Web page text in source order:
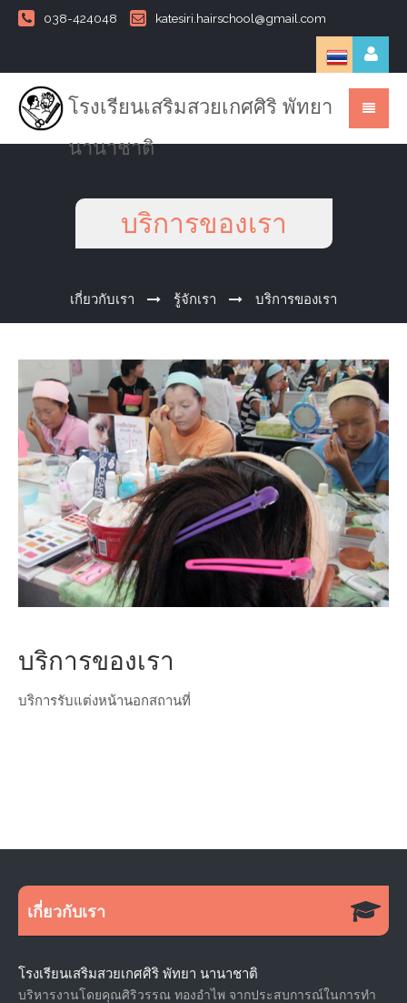
038-424048 katesiri.hairschool@gmail.com
โรงเรียนเสริมสวยเกศศิริ พัทยา
นานาชาติ
บริการของเรา
เกี่ยวกับเรา รู้จักเรา บริการของเรา
บริการของเรา
บริการรับแต่งหน้านอกสถานที่
เกี่ยวกับเรา
โรงเรียนเสริมสวยเกศศิริ พัทยา นานาชาติ
บริหารงานโดยคุณศิริวรรณ ทองอำไพ จากประสบการณ์ในการทำ